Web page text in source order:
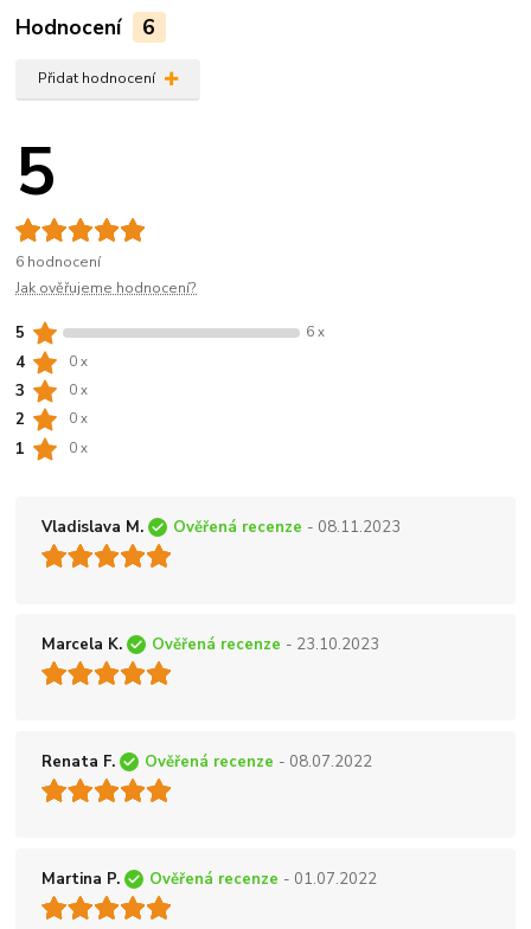
Hodnocení 6
Přidat hodnocení
5
6 hodnocení
Jak ověřujeme hodnocení?
5 6 x
4 0 x
3 0 x
2 0 x
1 0 x
Vladislava M. Ověřená recenze - 08.11.2023
Marcela K. Ověřená recenze - 23.10.2023
Renata F. Ověřená recenze - 08.07.2022
Martina P. Ověřená recenze - 01.07.2022